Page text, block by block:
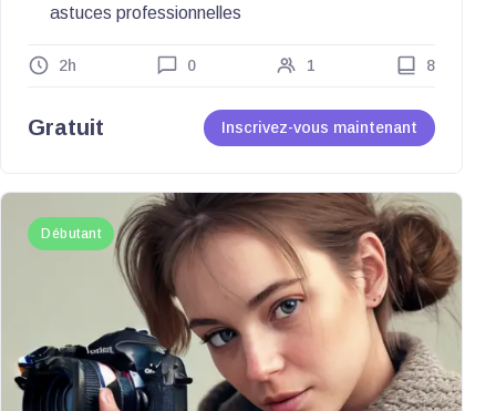
astuces professionnelles
2h 0 1 8
Gratuit Inscrivez-vous maintenant
Débutant